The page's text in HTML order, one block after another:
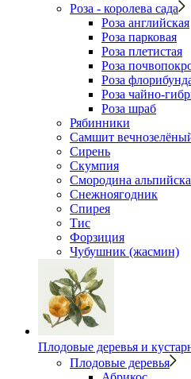
Роза - королева сада
Роза английская
Роза парковая
Роза плетистая
Роза
Роза
Роза чайно-
Роза шраб
Рябинники
Самшит
Сирень
Скумпия
Смородина
Снежноягодник
Спирея
Тис
Форзиция
Чубушник (жасмин)
Плодовые деревья и
Плодовые деревья